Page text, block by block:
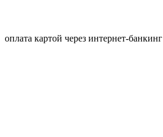
оплата картой через интернет-банкинг